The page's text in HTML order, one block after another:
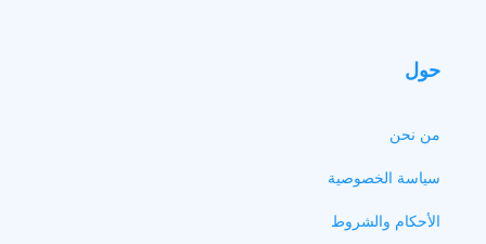
حول
من نحن
سياسة الخصوصية
الأحكام والشروط